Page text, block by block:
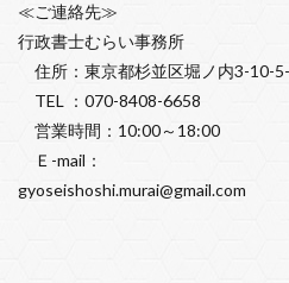
≪ご連絡先≫
行政書士むらい事務所
住所：東京都杉並区堀ノ内3-10-
TEL ：070-8408-6658
営業時間：10:00～18:00
Ｅ-mail：